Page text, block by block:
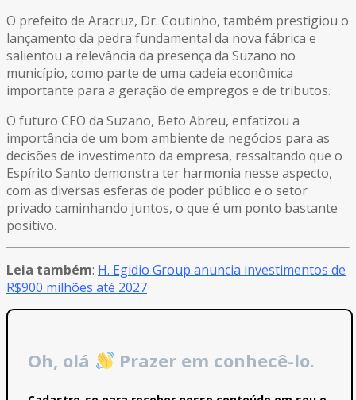
O prefeito de Aracruz, Dr. Coutinho, também prestigiou o
lançamento da pedra fundamental da nova fábrica e
salientou a relevância da presença da Suzano no
município, como parte de uma cadeia econômica
importante para a geração de empregos e de tributos.
O futuro CEO da Suzano, Beto Abreu, enfatizou a
importância de um bom ambiente de negócios para as
decisões de investimento da empresa, ressaltando que o
Espírito Santo demonstra ter harmonia nesse aspecto,
com as diversas esferas de poder público e o setor
privado caminhando juntos, o que é um ponto bastante
positivo.
Leia também: H. Egidio Group anuncia investimentos de
R$900 milhões até 2027
Oh, olá Prazer em conhecê-lo.